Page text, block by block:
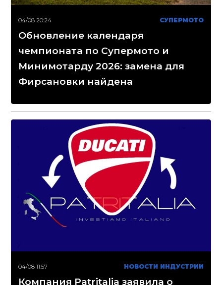
04/08 20:24 СУПЕРМОТО
Обновление календаря
чемпионата по Супермото и
Минимотарду 2026: замена для
Фирсановки найдена
04/08 11:57 НОВОСТИ ИНДУСТРИИ
Компания Patritalia заявила о